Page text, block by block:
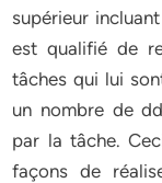
supérieur
est qualifié de
tâches qui lui
un nombre de
par la tâche.
façons de